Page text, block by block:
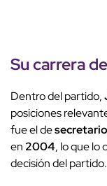
Sucarrera
Dentro del partido,
posiciones
fue el de
en 2004, lo que lo
decisión del partido.